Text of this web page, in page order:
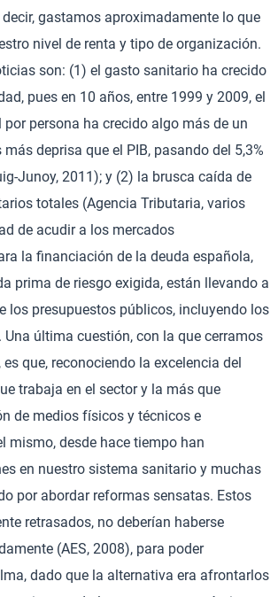
gastamos aproximadamente lo que
nivel de renta y tipo de organización.
son: (1) el gasto sanitario ha crecido
pues en 10 años, entre 1999 y 2009, el
persona ha crecido algo más de un
más deprisa que el PIB, pasando del 5,3%
Junoy, 2011); y (2) la brusca caída de
totales (Agencia Tributaria, varios
de acudir a los mercados
la financiación de la deuda española,
prima de riesgo exigida, están llevando a
los presupuestos públicos, incluyendo los
última cuestión, con la que cerramos
que, reconociendo la excelencia del
trabaja en el sector y la más que
de medios físicos y técnicos e
mismo, desde hace tiempo han
en nuestro sistema sanitario y muchas
por abordar reformas sensatas. Estos
retrasados, no deberían haberse
(AES, 2008), para poder
dado que la alternativa era afrontarlos